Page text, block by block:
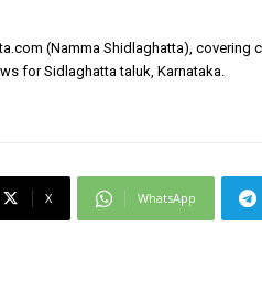
(Namma Shidlaghatta), covering
for Sidlaghatta taluk, Karnataka.
X WhatsApp